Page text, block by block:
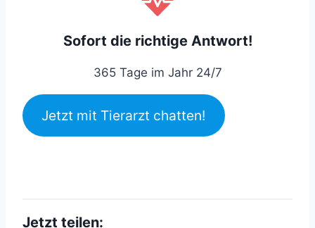
Sofort die richtige Antwort!
365 Tage im Jahr 24/7
Jetzt mit Tierarzt chatten!
Jetzt teilen: